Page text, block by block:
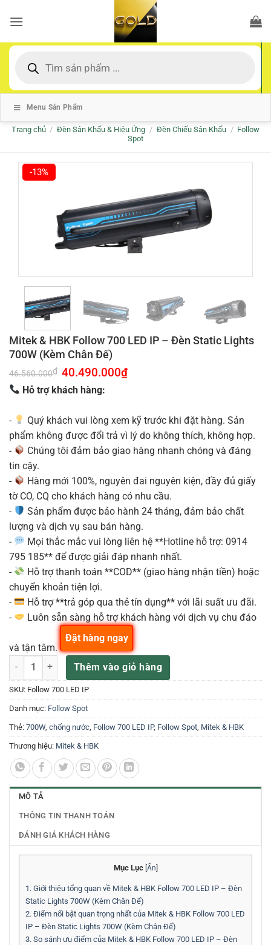
qua
dung
kiếm
Menu Sản Phẩm
Trang chủ / Đèn Sân Khấu & Hiệu Ứng / Đèn Chiếu Sân Khấu / Follow
Spot
-13%
Mitek & HBK Follow 700 LED IP – Đèn Static Lights
700W (Kèm Chân Đế)
46.560.000₫ Giá
gốc
là:
46.560.000₫.
40.490.000₫Giá
Hỗ trợ khách hàng:
-
Quý khách vui lòng xem kỹ trước khi đặt hàng. Sản
phẩm không được đổi trả vì lý do không thích, không hợp.
-
Chúng tôi đảm bảo giao hàng nhanh chóng và đáng
tin cậy.
-
Hàng mới 100%, nguyên đai nguyên kiện, đầy đủ giấy
tờ CO, CQ cho khách hàng có nhu cầu.
-
Sản phẩm được bảo hành 24 tháng, đảm bảo chất
lượng và dịch vụ sau bán hàng.
-
Mọi thắc mắc vui lòng liên hệ **Hotline hỗ trợ: 0914
795 185** để được giải đáp nhanh nhất.
-
Hỗ trợ thanh toán **COD** (giao hàng nhận tiền) hoặc
chuyển khoản tiện lợi.
-
Hỗ trợ **trả góp qua thẻ tín dụng** với lãi suất ưu đãi.
-
Luôn sẵn sàng hỗ trợ khách hàng với dịch vụ chu đáo
và tận tâm.
Mitek & HBK Follow 700 LED IP – Đèn Static Lights 700W (Kèm
Thêm vào giỏ hàng
Đặt hàng ngay
SKU: Follow 700 LED IP
Danh mục: Follow Spot
Thẻ: 700W, chống nước Follow 700 LED IP, Follow Spot Mitek & HBK
Thương hiệu: Mitek & HBK
MÔ TẢ
THÔNG TIN THANH TOÁN
ĐÁNH GIÁ KHÁCH HÀNG
Mục Lục Ẩn
1. Giới thiệu tổng quan về Mitek & HBK Follow 700 LED IP – Đèn
Static Lights 700W (Kèm Chân Đế)
2. Điểm nổi bật quan trọng nhất của Mitek & HBK Follow 700 LED
IP – Đèn Static Lights 700W (Kèm Chân Đế)
3. So sánh ưu điểm của Mitek & HBK Follow 700 LED IP – Đèn